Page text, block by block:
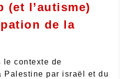
(et l’autisme)
de la
le contexte de
Palestine par israël et du